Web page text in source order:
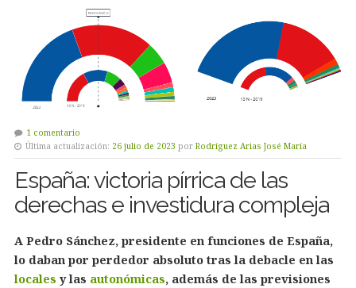
1 comentario
Última actualización: 26 julio de 2023 por Rodríguez Arias José María
España: victoria pírrica de las
derechas e investidura compleja
A Pedro Sánchez, presidente en funciones de España,
lo daban por perdedor absoluto tras la debacle en las
locales y las autonómicas, además de las previsiones